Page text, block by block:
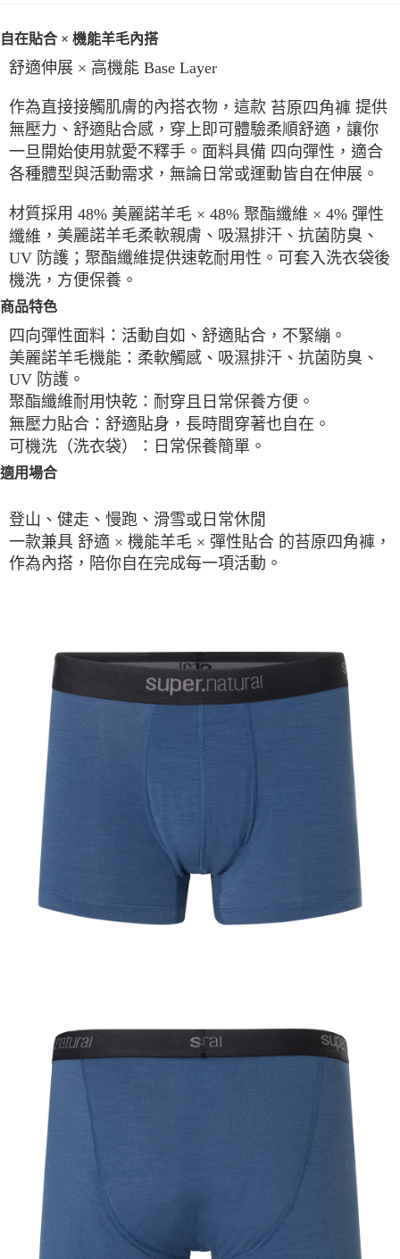
每筆NT$100，滿NT$2,000(含以上)免運費
每筆NT$100
宅配出貨(2000以上免運)
每筆NT$100，滿NT$2,000(含以上)免運費
自在貼合 × 機能羊毛內搭
舒適伸展 × 高機能 Base Layer
作為直接接觸肌膚的內搭衣物，這款 苔原四角褲 提供
無壓力、舒適貼合感 ，穿上即可體驗柔順舒適，讓你
一旦開始使用就愛不釋手。面料具備 四向彈性 ，適合
各種體型與活動需求，無論日常或運動皆自在伸展。
材質採用 48% 美麗諾羊毛 × 48% 聚酯纖維 × 4% 彈性
纖維 ，美麗諾羊毛柔軟親膚、吸濕排汗、抗菌防臭、
UV 防護；聚酯纖維提供速乾耐用性。可套入洗衣袋後
機洗，方便保養。
商品特色
四向彈性面料 ：活動自如、舒適貼合，不緊繃。
美麗諾羊毛機能 ：柔軟觸感、吸濕排汗、抗菌防臭、
UV 防護。
聚酯纖維耐用快乾 ：耐穿且日常保養方便。
無壓力貼合 ：舒適貼身，長時間穿著也自在。
可機洗（洗衣袋）
：日常保養簡單。
適用場合
登山、健走、慢跑、滑雪或日常休閒
一款兼具 舒適 × 機能羊毛 × 彈性貼合 的苔原四角褲，
作為內搭，陪你自在完成每一項活動。